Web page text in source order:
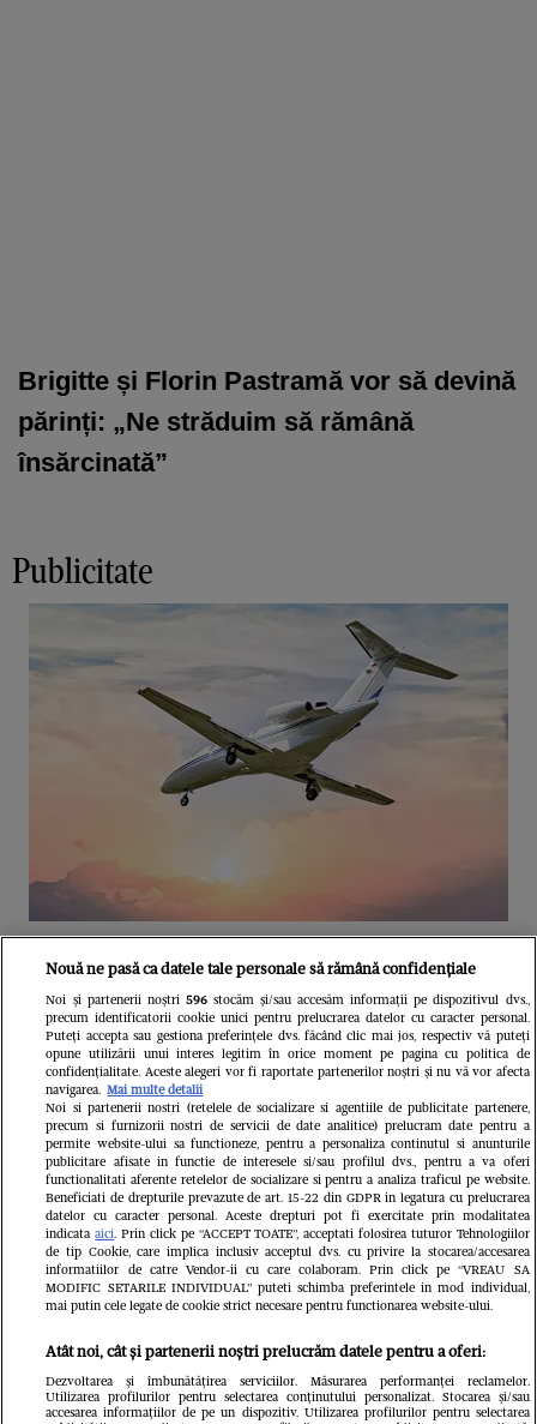
Brigitte și Florin Pastramă vor să devină
părinți: „Ne străduim să rămână
însărcinată”
Publicitate
Unul dintre cele mai folosite
aeroporturi din Europa își închide
complet porțile timp de trei luni.
Milioane de pasageri, afectați
Nouă ne pasă ca datele tale personale să rămână confidențiale
Noi și partenerii noștri 596stocăm și/sau accesăm informații pe dispozitivul dvs.,
precum identificatorii cookie unici pentru prelucrarea datelor cu caracter personal.
Puteți accepta sau gestiona preferințele dvs. făcând clic mai jos, respectiv vă puteți
opune utilizării unui interes legitim în orice moment pe pagina cu politica de
confidențialitate. Aceste alegeri vor fi raportate partenerilor noștri și nu vă vor afecta
navigarea. Mai multe detalii
Noi si partenerii nostri (retelele de socializare si agentiile de publicitate partenere,
precum si furnizorii nostri de servicii de date analitice) prelucram date pentru a
permite website-ului sa functioneze, pentru a personaliza continutul si anunturile
publicitare afisate in functie de interesele si/sau profilul dvs., pentru a va oferi
functionalitati aferente retelelor de socializare si pentru a analiza traficul pe website.
Beneficiati de drepturile prevazute de art. 15-22 din GDPR in legatura cu prelucrarea
datelor cu caracter personal. Aceste drepturi pot fi exercitate prin modalitatea
indicataaici. Prin click pe “ACCEPT TOATE”, acceptati folosirea tuturor Tehnologiilor
de tip Cookie, care implica inclusiv acceptul dvs. cu privire la stocarea/accesarea
informatiilor de catre Vendor-ii cu care colaboram. Prin click pe “VREAU SA
MODIFIC SETARILE INDIVIDUAL” puteti schimba preferintele in mod individual,
mai putin cele legate de cookie strict necesare pentru functionarea website-ului.
Atât noi, cât și partenerii noștri prelucrăm datele pentru a oferi:
Dezvoltarea și îmbunătățirea serviciilor. Măsurarea performanței reclamelor.
Utilizarea profilurilor pentru selectarea conținutului personalizat. Stocarea și/sau
accesarea informațiilor de pe un dispozitiv. Utilizarea profilurilor pentru selectarea